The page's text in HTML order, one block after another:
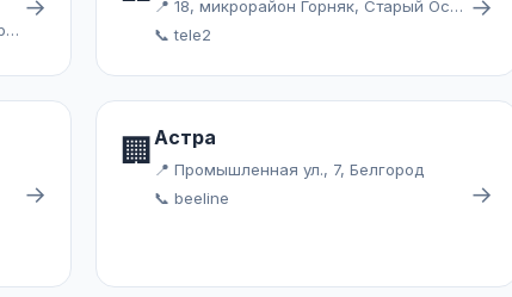
📍 Россия, Белгородская область, Прохоровский район, хутор Верхняя Гусынка
→
📍 18, микрорайон Горняк, Старый Оскол
📞 tele2
→
→
🏢Астра
📍 Промышленная ул., 7, Белгород
📞 beeline
→